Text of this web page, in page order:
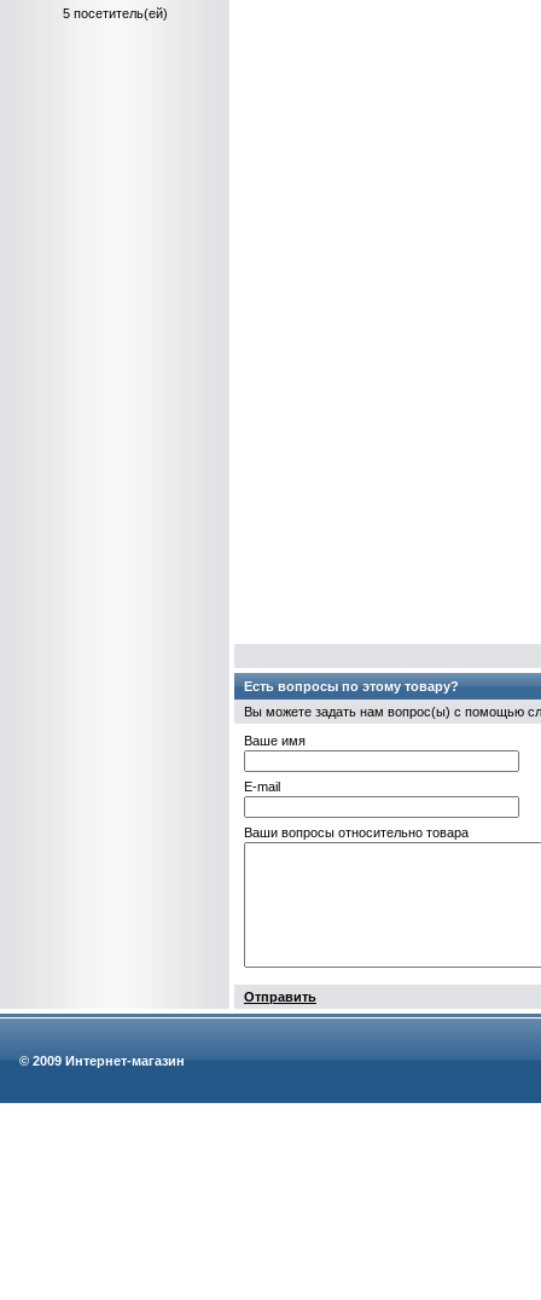
5 посетитель(ей)
Есть вопросы по этому товару?
Вы можете задать нам вопрос(ы) с помощью
Ваше имя
E-mail
Ваши вопросы относительно товара
Отправить
© 2009 Интернет-магазин